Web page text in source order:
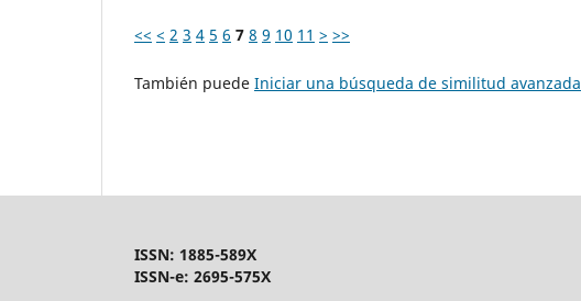
<< < 2 3 4 5 6 7 8 9 10 11 > >>
También puede Iniciar una búsqueda de similitud avanzada
ISSN: 1885-589X
ISSN-e: 2695-575X